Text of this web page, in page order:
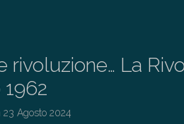
rivoluzione… La
1962
23 Agosto 2024